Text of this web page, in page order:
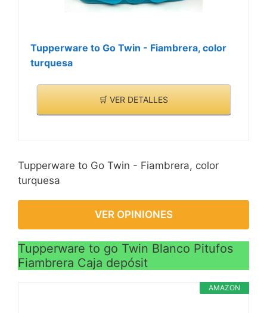
Tupperware to Go Twin - Fiambrera, color
turquesa
🛒 VER DETALLES
Tupperware to Go Twin - Fiambrera, color
turquesa
VER OPINIONES
Tupperware to go Twin Blanco Pitufos
Fiambrera Caja depósit
AMAZON